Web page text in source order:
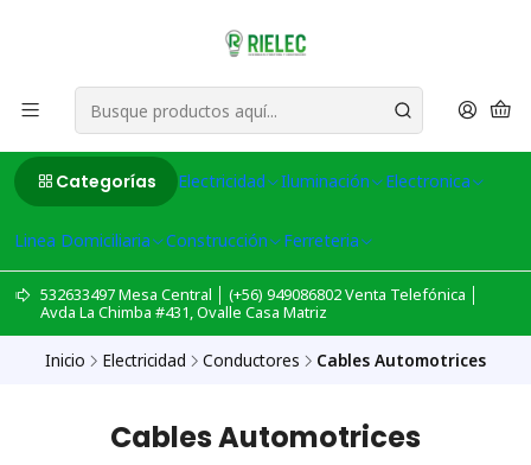
Categorías Electricidad Iluminación Electronica
Linea Domiciliaria Construcción Ferreteria
532633497 Mesa Central │ (+56) 949086802 Venta Telefónica │
Avda La Chimba #431, Ovalle Casa Matriz
Inicio Electricidad Conductores Cables Automotrices
Cables Automotrices